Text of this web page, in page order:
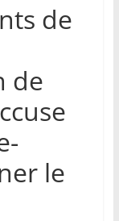
de
de
le